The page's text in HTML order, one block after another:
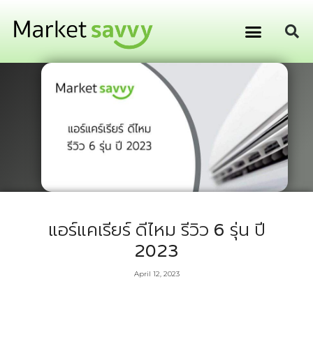
แอร์แคเรียร์ ดีไหม รีวิว 6 รุ่น ปี
2023
April 12, 2023